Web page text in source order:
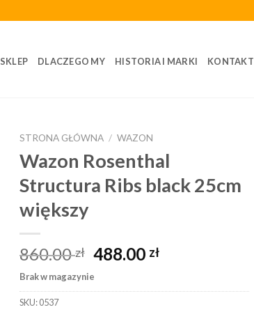
SKLEP DLACZEGO MY HISTORIA I MARKI KONTAKT
STRONA GŁÓWNA / WAZON
Wazon Rosenthal
Structura Ribs black 25cm
większy
860.00zł 488.00 zł
Brak w magazynie
SKU:0537